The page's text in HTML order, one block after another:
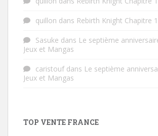
quillon dans Rebirth Knight Chapitre
Sasuke dans Le septième
Jeux et Mangas
caristoufdans Le septième
Jeux et Mangas
TOP VENTE FRANCE